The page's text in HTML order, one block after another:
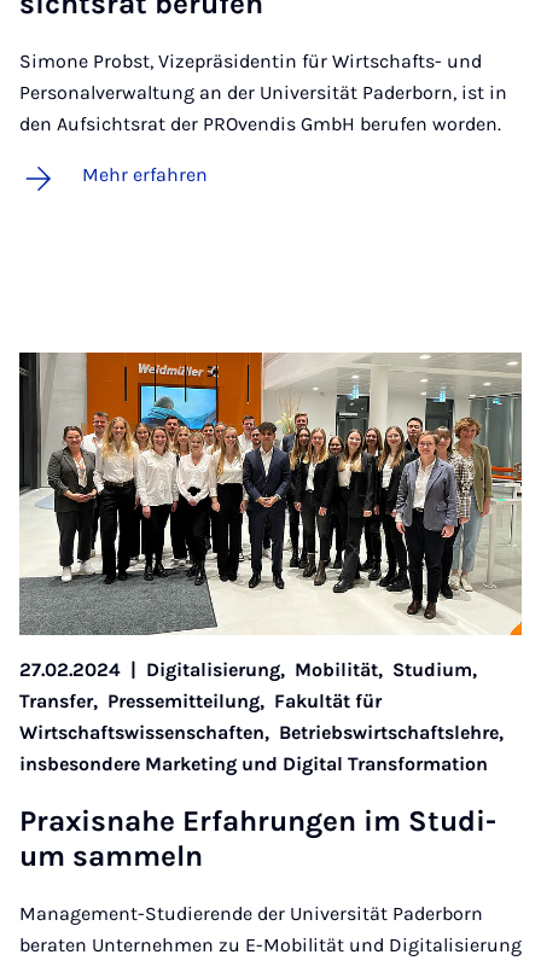
Simone Probst, Vizepräsidentin für Wirtschafts- und
Personalverwaltung an der Universität Paderborn, ist in
den Aufsichtsrat der PROvendis GmbH berufen worden.
Mehr erfahren
27.02.2024 | Digitalisierung, Mobilität, Studium,
Transfer, Pressemitteilung, Fakultät für
Wirtschaftswissenschaften, Betriebswirtschaftslehre,
insbesondere Marketing und Digital Transformation
Pra­xis­na­he Er­fah­run­gen im Stu­di­
um sam­meln
Management-Studierende der Universität Paderborn
beraten Unternehmen zu E-Mobilität und Digitalisierung